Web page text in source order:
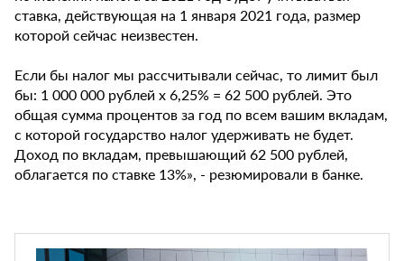
ставка, действующая на 1 января 2021 года, размер
которой сейчас неизвестен.
Если бы налог мы рассчитывали сейчас, то лимит был
бы: 1 000 000 рублей х 6,25% = 62 500 рублей. Это
общая сумма процентов за год по всем вашим вкладам,
с которой государство налог удерживать не будет.
Доход по вкладам, превышающий 62 500 рублей,
облагается по ставке 13%», - резюмировали в банке.